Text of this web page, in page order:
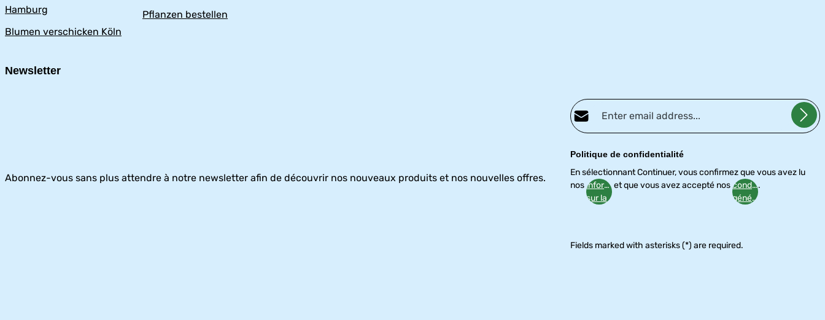
Hamburg
Blumen verschicken Köln
Pflanzen bestellen
Newsletter
Abonnez-vous sans plus attendre à notre newsletter afin de découvrir nos nouveaux produits et nos nouvelles offres.
Adresse e-mail*
Politique de confidentialité
En sélectionnant Continuer, vous confirmez que vous avez lu
nos informations
sur la
et que vous avez accepté nos conditions
générales
.
Fields marked with asterisks (*) are required.